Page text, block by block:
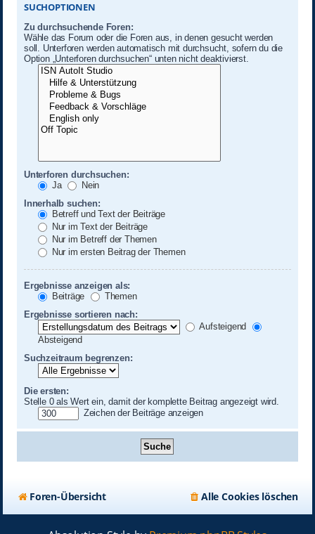
SUCHOPTIONEN
Zu durchsuchende Foren:
Wähle das Forum oder die Foren aus, in denen gesucht werden
soll. Unterforen werden automatisch mit durchsucht, sofern du die
Option „Unterforen durchsuchen“ unten nicht deaktivierst.
Unterforen durchsuchen:
Ja
Nein
Innerhalb suchen:
Betreff und Text der Beiträge
Nur im Text der Beiträge
Nur im Betreff der Themen
Nur im ersten Beitrag der Themen
Ergebnisse anzeigen als:
Beiträge
Themen
Ergebnisse sortieren nach:
Aufsteigend
Absteigend
Suchzeitraum begrenzen:
Die ersten:
Stelle 0 als Wert ein, damit der komplette Beitrag angezeigt wird.
Zeichen der Beiträge anzeigen
Foren-Übersicht Alle Cookies löschen